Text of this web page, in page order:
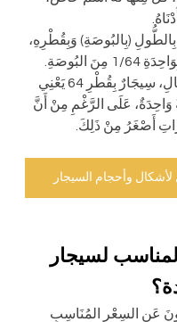
(بِالبُوصَةِ) وَبِقُطْرِهِ،
الَّذِي يُعَبَّرُ عَنْهُ بِوَاحِدَةِ 1/64 مِنَ البُوصَةِ.
بِقُطْرِ 64 يَعْنِي
عَلَى الرَّغْمِ مِنْ أَنَّ
أَصْغَرُ مِنْ ذَلِكَ.
وأحجام السيجار
لسيجار
عَنِ السِعْرِ المُنَاسِبِ